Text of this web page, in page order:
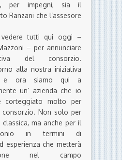
per impegni, sia il
Ranzani che l’assesore
tutti qui oggi –
– per annunciare
del consorzio.
alla nostra iniziativa
e ora siamo qui a
un’ azienda che io
corteggiato molto per
consorzio. Non solo per
ma anche per il
in termini di
esperienza che metterà
nel campo